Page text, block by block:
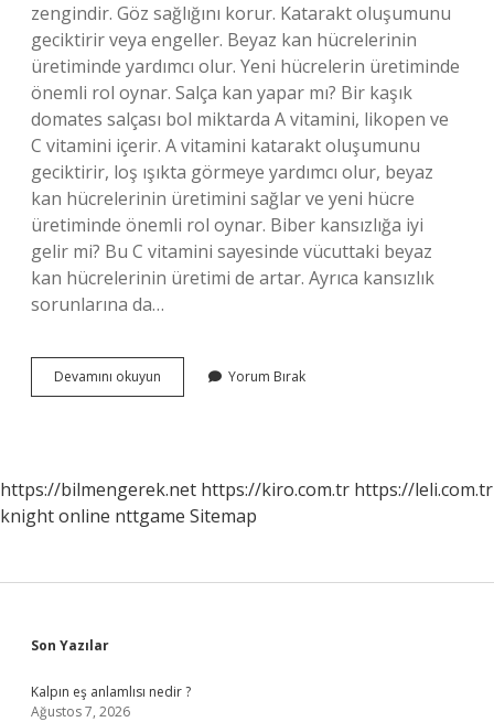
zengindir. Göz sağlığını korur. Katarakt oluşumunu
geciktirir veya engeller. Beyaz kan hücrelerinin
üretiminde yardımcı olur. Yeni hücrelerin üretiminde
önemli rol oynar. Salça kan yapar mı? Bir kaşık
domates salçası bol miktarda A vitamini, likopen ve
C vitamini içerir. A vitamini katarakt oluşumunu
geciktirir, loş ışıkta görmeye yardımcı olur, beyaz
kan hücrelerinin üretimini sağlar ve yeni hücre
üretiminde önemli rol oynar. Biber kansızlığa iyi
gelir mi? Bu C vitamini sayesinde vücuttaki beyaz
kan hücrelerinin üretimi de artar. Ayrıca kansızlık
sorunlarına da…
Devamını okuyun
Salçası
Yorum Bırak
https://bilmengerek.net https://kiro.com.tr https://leli.com.tr
knight online nttgame Sitemap
Sidebar
Son Yazılar
Kalpın eş anlamlısı nedir ?
Ağustos 7, 2026